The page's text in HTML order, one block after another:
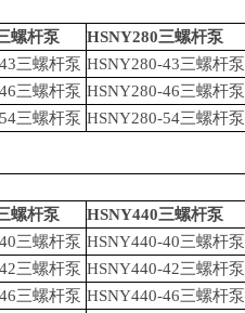
螺杆泵 HSNY280三螺杆泵
三螺杆泵 HSNY280-43三螺杆泵
三螺杆泵 HSNY280-46三螺杆泵
三螺杆泵 HSNY280-54三螺杆泵
螺杆泵 HSNY440三螺杆泵
三螺杆泵 HSNY440-40三螺杆泵
三螺杆泵 HSNY440-42三螺杆泵
三螺杆泵 HSNY440-46三螺杆泵